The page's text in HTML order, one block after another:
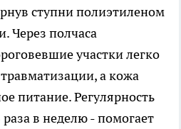
ступни полиэтиленом
Через полчаса
участки легко
а кожа
питание. Регулярность
в неделю - помогает